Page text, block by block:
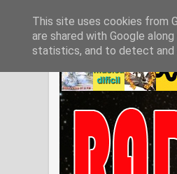
This site uses cookies from
are shared with Google
statistics, and to detect and